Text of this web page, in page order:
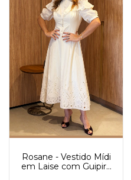
Rosane - Vestido Mídi
em Laise com Guipir -